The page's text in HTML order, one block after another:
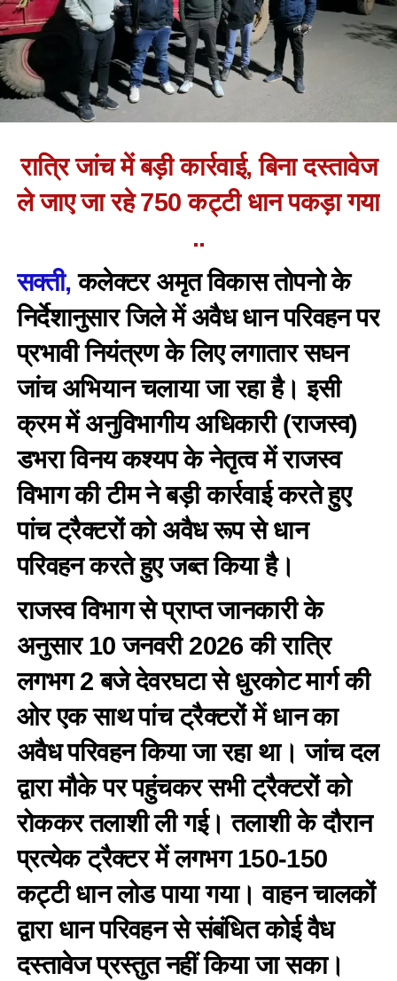
रात्रि जांच में बड़ी कार्रवाई, बिना दस्तावेज
ले जाए जा रहे 750 कट्टी धान पकड़ा गया
..
सक्ती, कलेक्टर अमृत विकास तोपनो के
निर्देशानुसार जिले में अवैध धान परिवहन पर
प्रभावी नियंत्रण के लिए लगातार सघन
जांच अभियान चलाया जा रहा है। इसी
क्रम में अनुविभागीय अधिकारी (राजस्व)
डभरा विनय कश्यप के नेतृत्व में राजस्व
विभाग की टीम ने बड़ी कार्रवाई करते हुए
पांच ट्रैक्टरों को अवैध रूप से धान
परिवहन करते हुए जब्त किया है।
राजस्व विभाग से प्राप्त जानकारी के
अनुसार 10 जनवरी 2026 की रात्रि
लगभग 2 बजे देवरघटा से धुरकोट मार्ग की
ओर एक साथ पांच ट्रैक्टरों में धान का
अवैध परिवहन किया जा रहा था। जांच दल
द्वारा मौके पर पहुंचकर सभी ट्रैक्टरों को
रोककर तलाशी ली गई। तलाशी के दौरान
प्रत्येक ट्रैक्टर में लगभग 150-150
कट्टी धान लोड पाया गया। वाहन चालकों
द्वारा धान परिवहन से संबंधित कोई वैध
दस्तावेज प्रस्तुत नहीं किया जा सका।